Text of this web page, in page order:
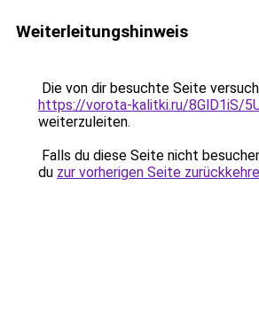
Weiterleitungshinweis
Die von dir besuchte Seite
https://vorota-kalitki.ru/8GlD1iS/
weiterzuleiten.
Falls du diese Seite nicht
du zur vorherigen Seite